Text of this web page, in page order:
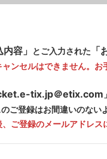
内容」 とご入力された 「
ンセルはできません。お
tix.jp＠etix.com
ご登録はお間違いのない
ご登録のメールアドレス